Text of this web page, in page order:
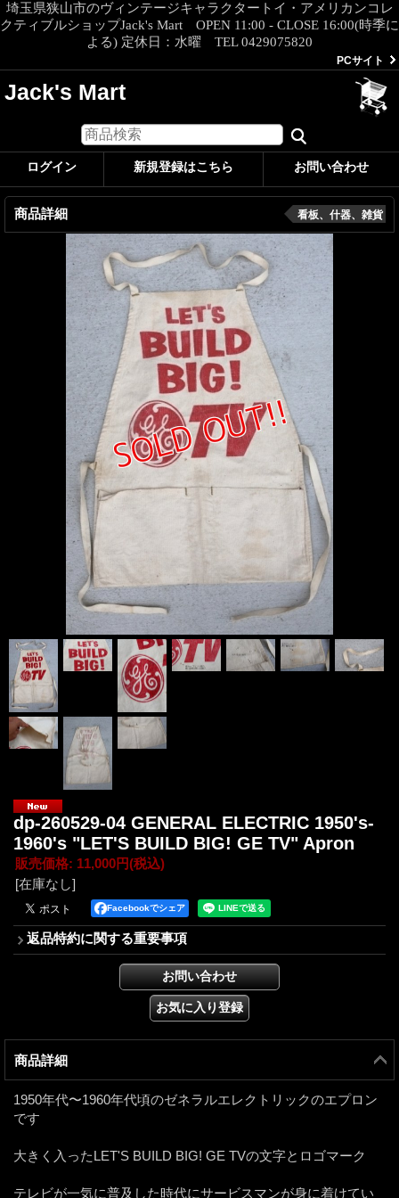
埼玉県狭山市のヴィンテージキャラクタートイ・アメリカンコレ
クティブルショップJack's Mart OPEN 11:00 - CLOSE 16:00(時季に
よる) 定休日：水曜 TEL 0429075820
PCサイト
Jack's Mart
ログイン 新規登録はこちら お問い合わせ
商品詳細 看板、什器、雑貨
dp-260529-04 GENERAL ELECTRIC 1950's-
1960's "LET'S BUILD BIG! GE TV" Apron
販売価格: 11,000円(税込)
[在庫なし]
Facebookでシェア
返品特約に関する重要事項
商品詳細
1950年代〜1960年代頃のゼネラルエレクトリックのエプロン
です
大きく入ったLET'S BUILD BIG! GE TVの文字とロゴマーク
テレビが一気に普及した時代にサービスマンが身に着けてい